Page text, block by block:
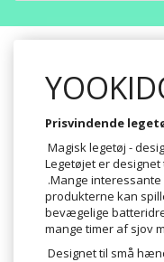
Prisvindende
Magisk legetøj -
Legetøjet er
.Mange
produkterne kan
bevægelige
mange timer af sjov
Designet til små